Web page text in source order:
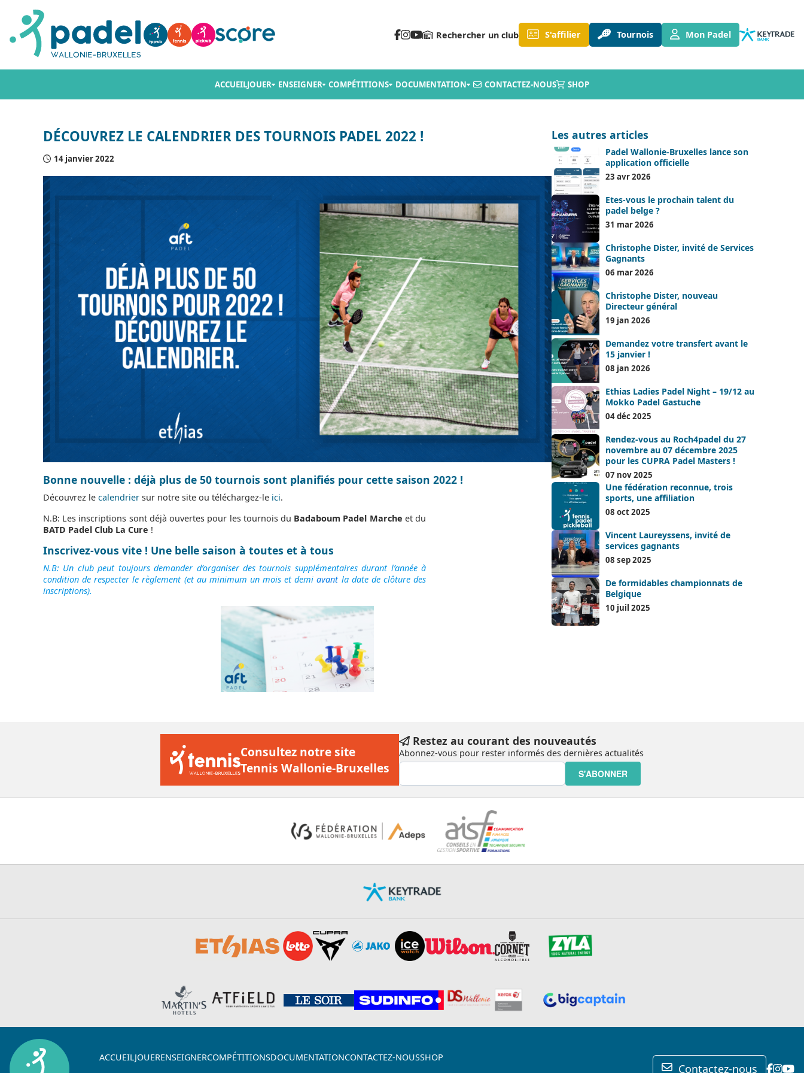
Rechercher un club S'affilier Tournois Mon Padel
ACCUEILJOUER ENSEIGNER COMPÉTITIONS DOCUMENTATION CONTACTEZ-NOUS SHOP
DÉCOUVREZ LE CALENDRIER DES TOURNOIS PADEL 2022 !
14 janvier 2022
Bonne nouvelle : déjà plus de 50 tournois sont planifiés pour cette saison 2022 !
Découvrez le calendrier sur notre site ou téléchargez-le ici.
N.B: Les inscriptions sont déjà ouvertes pour les tournois du Badaboum Padel Marche et du
BATD Padel Club La Cure !
Inscrivez-vous vite ! Une belle saison à toutes et à tous
N.B: Un club peut toujours demander d’organiser des tournois supplémentaires durant l’année à
condition de respecter le règlement (et au minimum un mois et demiavant la date de clôture des
inscriptions).
Les autres articles
Padel Wallonie-Bruxelles lance son
application officielle
23 avr 2026
Etes-vous le prochain talent du
padel belge ?
31 mar 2026
Christophe Dister, invité de Services
Gagnants
06 mar 2026
Christophe Dister, nouveau
Directeur général
19 jan 2026
Demandez votre transfert avant le
15 janvier !
08 jan 2026
Ethias Ladies Padel Night – 19/12 au
Mokko Padel Gastuche
04 déc 2025
Rendez-vous au Roch4padel du 27
novembre au 07 décembre 2025
pour les CUPRA Padel Masters !
07 nov 2025
Une fédération reconnue, trois
sports, une affiliation
08 oct 2025
Vincent Laureyssens, invité de
services gagnants
08 sep 2025
De formidables championnats de
Belgique
10 juil 2025
Consultez notre site
Tennis Wallonie-Bruxelles
Restez au courant des nouveautés
Abonnez-vous pour rester informés des dernières actualités
S'ABONNER
ACCUEILJOUERENSEIGNERCOMPÉTITIONSDOCUMENTATIONCONTACTEZ-NOUSSHOP
Contactez-nous